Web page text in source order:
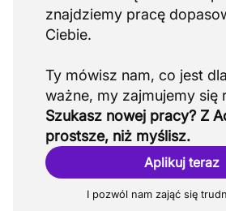
znajdziemy pracę
Ciebie.
Ty mówisz nam, co jest
Szukasz nowej pracy? Z
prostsze, niż myślisz.
Aplikuj teraz
I pozwól nam zająć się